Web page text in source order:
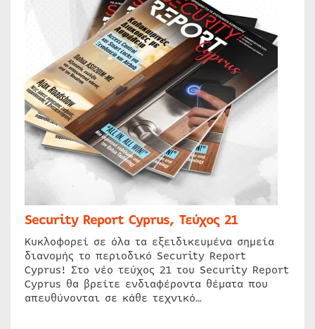
Security Report Cyprus, Τεύχος 21
Κυκλοφορεί σε όλα τα εξειδικευμένα σημεία
διανομής το περιοδικό Security Report
Cyprus! Στο νέο τεύχος 21 του Security Report
Cyprus θα βρείτε ενδιαφέροντα θέματα που
απευθύνονται σε κάθε τεχνικό…